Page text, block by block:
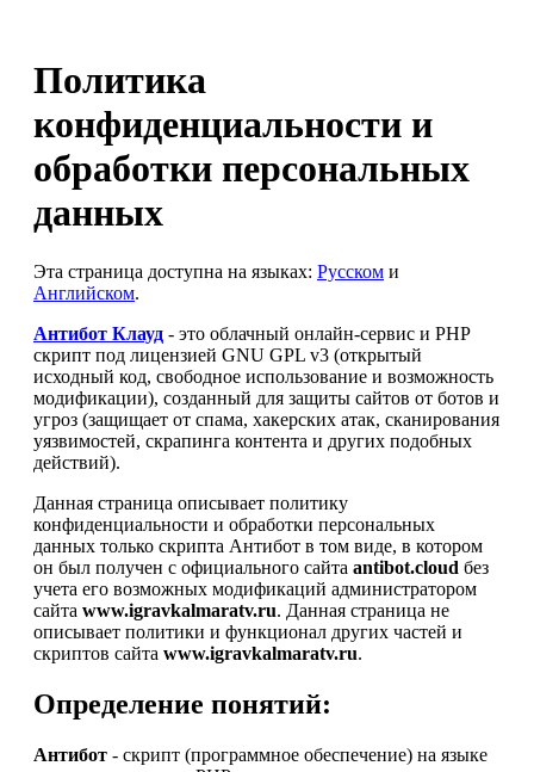
Политика
конфиденциальности и
обработки персональных
данных
Эта страница доступна на языках: Русском и
Английском.
Антибот Клауд - это облачный онлайн-сервис и PHP
скрипт под лицензией GNU GPL v3 (открытый
исходный код, свободное использование и возможность
модификации), созданный для защиты сайтов от ботов и
угроз (защищает от спама, хакерских атак, сканирования
уязвимостей, скрапинга контента и других подобных
действий).
Данная страница описывает политику
конфиденциальности и обработки персональных
данных только скрипта Антибот в том виде, в котором
он был получен с официального сайта antibot.cloud без
учета его возможных модификаций администратором
сайта www.igravkalmaratv.ru. Данная страница не
описывает политики и функционал других частей и
скриптов сайта www.igravkalmaratv.ru.
Определение понятий:
Антибот - скрипт (программное обеспечение) на языке